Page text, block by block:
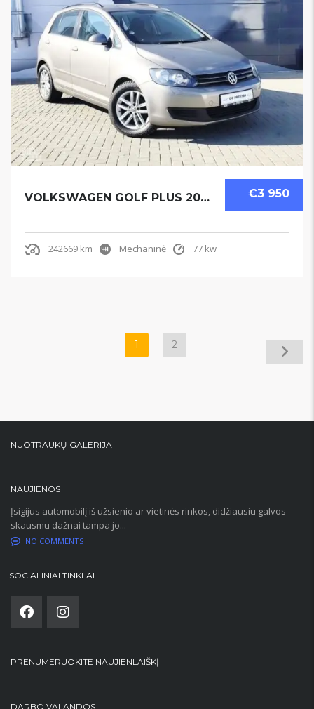
€3 950
VOLKSWAGEN GOLF PLUS 2009
242669 km Mechaninė 77 kw
1 2
NUOTRAUKŲ GALERIJA
NAUJIENOS
Įsigijus automobilį iš užsienio ar vietinės rinkos, didžiausiu galvos
skausmu dažnai tampa jo...
NO COMMENTS
SOCIALINIAI TINKLAI
PRENUMERUOKITE NAUJIENLAIŠKĮ
DARBO VALANDOS